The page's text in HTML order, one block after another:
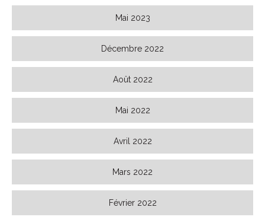
Mai 2023
Décembre 2022
Août 2022
Mai 2022
Avril 2022
Mars 2022
Février 2022